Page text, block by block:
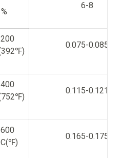
6-8
200
0.075-0.085
400
0.115-0.121
600
0.165-0.175